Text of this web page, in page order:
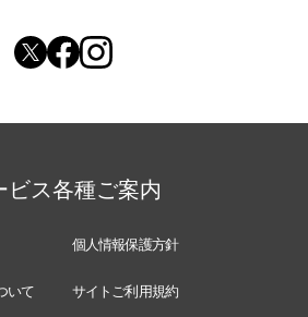
ビス各種ご案内
個人情報保護方針
いて サイトご利用規約